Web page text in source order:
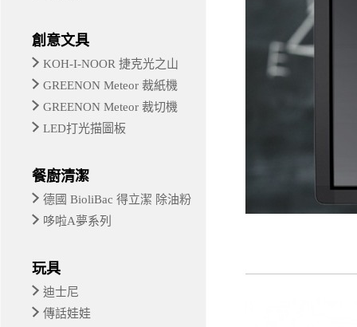
創意文具
KOH-I-NOOR 捷克光之山
GREENON Meteor 裁紙機
GREENON Meteor 裁切機
LED打光描圖板
餐廚清潔
德國 BioliBac 得立潔 除油粉
哆啦A夢系列
玩具
迪士尼
傳話娃娃